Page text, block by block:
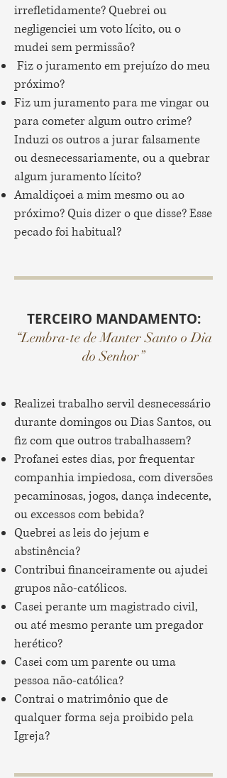
irrefletidamente? Quebrei ou
negligenciei um voto lícito, ou o
mudei sem permissão?
Fiz o juramento em prejuízo do meu
próximo?
Fiz um juramento para me vingar ou
para cometer algum outro crime?
Induzi os outros a jurar falsamente
ou desnecessariamente, ou a quebrar
algum juramento lícito?
Amaldiçoei a mim mesmo ou ao
próximo? Quis dizer o que disse? Esse
pecado foi habitual?
TERCEIRO MANDAMENTO:
“Lembra-te de Manter Santo o Dia
do Senhor”
Realizei trabalho servil desnecessário
durante domingos ou Dias Santos, ou
fiz com que outros trabalhassem?
Profanei estes dias, por frequentar
companhia impiedosa, com diversões
pecaminosas, jogos, dança indecente,
ou excessos com bebida?
Quebrei as leis do jejum e
abstinência?
Contribui financeiramente ou ajudei
grupos não-católicos.
Casei perante um magistrado civil,
ou até mesmo perante um pregador
herético?
Casei com um parente ou uma
pessoa não-católica?
Contrai o matrimônio que de
qualquer forma seja proibido pela
Igreja?